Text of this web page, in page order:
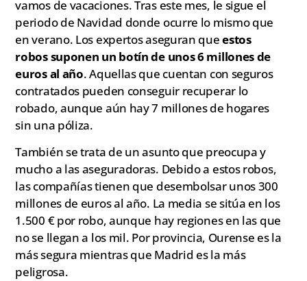
vamos de vacaciones. Tras este mes, le sigue el
periodo de Navidad donde ocurre lo mismo que
en verano. Los expertos aseguran queestos
robos suponen un botín de unos 6 millones de
euros al año. Aquellas que cuentan con seguros
contratados pueden conseguir recuperar lo
robado, aunque aún hay 7 millones de hogares
sin una póliza.
También se trata de un asunto que preocupa y
mucho a las aseguradoras. Debido a estos robos,
las compañías tienen que desembolsar unos 300
millones de euros al año. La media se sitúa en los
1.500 € por robo, aunque hay regiones en las que
no se llegan a los mil. Por provincia, Ourense es la
más segura mientras que Madrid es la más
peligrosa.